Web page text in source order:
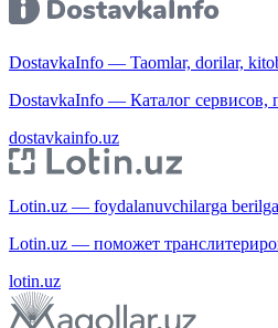
DostavkaInfo — Taomlar, dorilar,
DostavkaInfo — Каталог сервисов,
dostavkainfo.uz
Lotin.uz — foydalanuvchilarga
Lotin.uz — поможет
lotin.uz